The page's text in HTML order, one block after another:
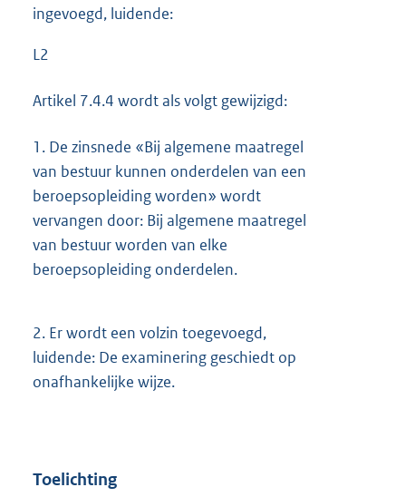
ingevoegd, luidende:
L2
Artikel 7.4.4 wordt als volgt gewijzigd:
1. De zinsnede «Bij algemene maatregel
van bestuur kunnen onderdelen van een
beroepsopleiding worden» wordt
vervangen door: Bij algemene maatregel
van bestuur worden van elke
beroepsopleiding onderdelen.
2. Er wordt een volzin toegevoegd,
luidende: De examinering geschiedt op
onafhankelijke wijze.
Toelichting